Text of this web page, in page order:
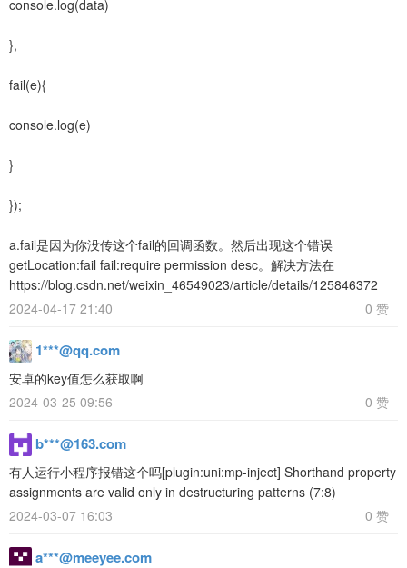
console.log(data)
},
fail(e){
console.log(e)
}
});
a.fail是因为你没传这个fail的回调函数。然后出现这个错误
getLocation:fail fail:require permission desc。解决方法在
https://blog.csdn.net/weixin_46549023/article/details/125846372
2024-04-17 21:40
0 赞
1***@qq.com
安卓的key值怎么获取啊
2024-03-25 09:56
0 赞
b***@163.com
有人运行小程序报错这个吗[plugin:uni:mp-inject] Shorthand property
assignments are valid only in destructuring patterns (7:8)
2024-03-07 16:03
0 赞
a***@meeyee.com